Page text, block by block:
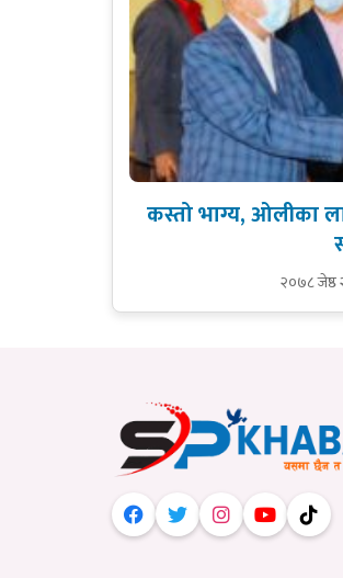
कस्तो भाग्य, ओलीका
२०७८ जेष्ठ